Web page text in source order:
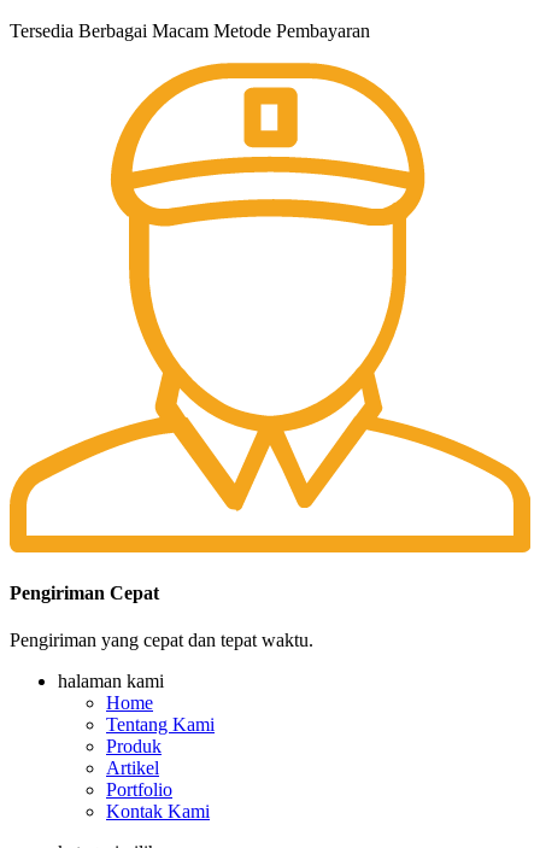
Tersedia Berbagai Macam Metode Pembayaran
Pengiriman Cepat
Pengiriman yang cepat dan tepat waktu.
halaman kami
Home
Tentang Kami
Produk
Artikel
Portfolio
Kontak Kami